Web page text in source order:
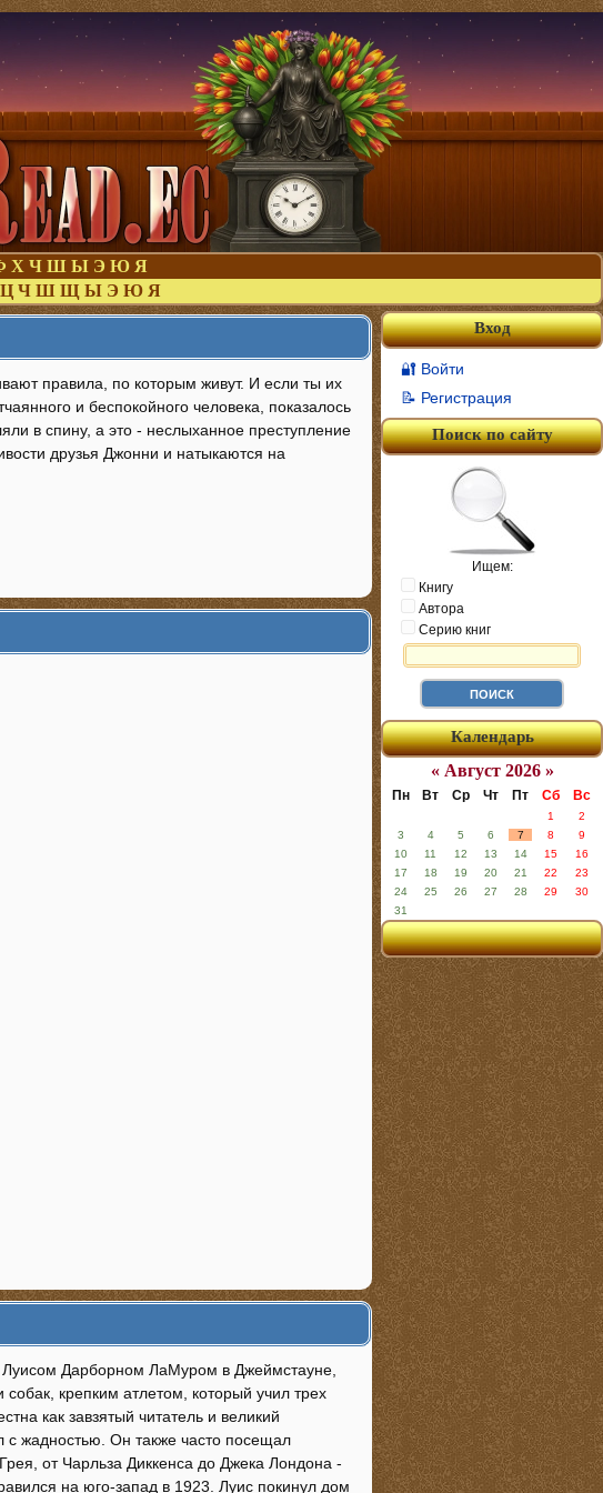
Х Ч Ш Ы Э Ю Я
Ц Ч Ш Щ Ы Э Ю Я
правила, по которым живут. И если ты их
и беспокойного человека, показалось
в спину, а это - неслыханное преступление
друзья Джонни и натыкаются на
Дарборном ЛаМуром в Джеймстауне,
крепким атлетом, который учил трех
как завзятый читатель и великий
с жадностью. Он также часто посещал
от Чарльза Диккенса до Джека Лондона -
на юго-запад в 1923. Луис покинул дом
Вход
🔐 Войти
📝 Регистрация
Поиск по сайту
Ищем:
Книгу
Автора
Серию книг
Календарь
« Август 2026 »
Пн Вт Ср Чт Пт Сб Вс
1
2
3
4 5 6 7 8
9
10
11 12 13 14 15
16
17
18 19 20 21 22
23
24
25 26 27 28 29
30
31